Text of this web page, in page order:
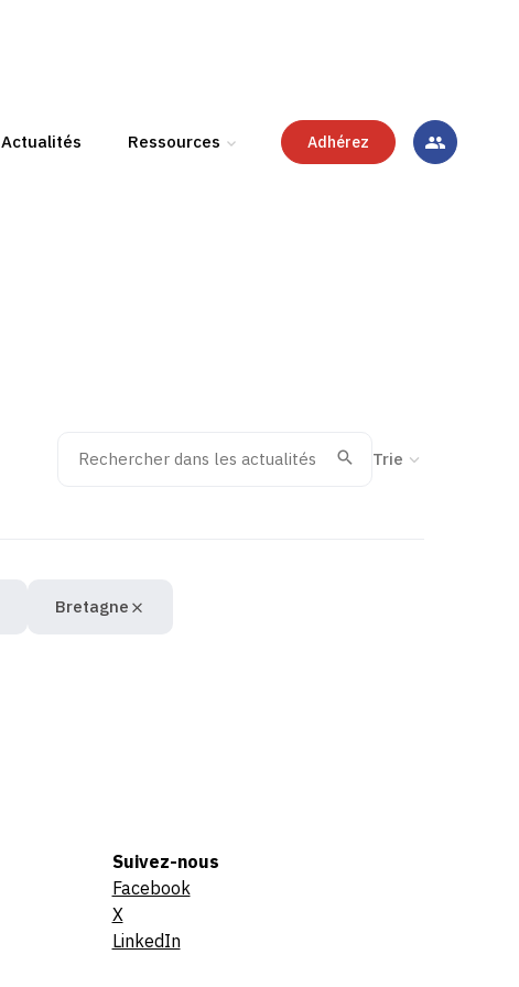
Actualités Ressources Adhérez
Recherche
ValiderTrier la recherche
Bretagne
Suivez-nous
Facebook
X
LinkedIn